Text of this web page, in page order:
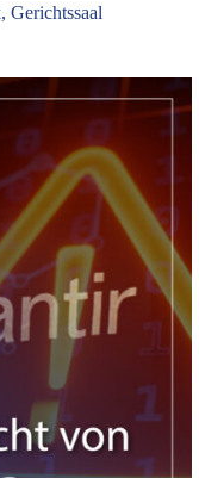
Gerichtssaal